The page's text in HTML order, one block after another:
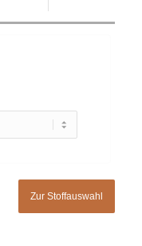
Zur Stoffauswahl